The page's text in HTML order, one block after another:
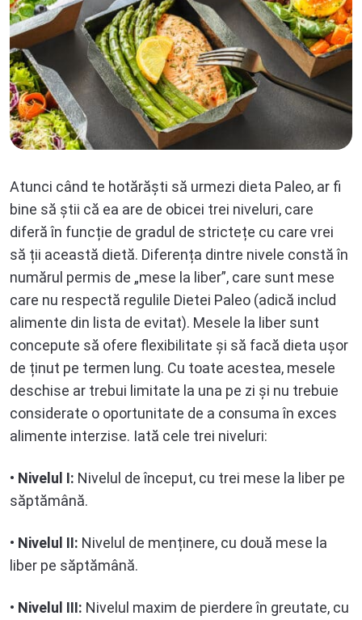
Atunci când te hotărăști să urmezi dieta Paleo, ar fi
bine să știi că ea are de obicei trei niveluri, care
diferă în funcție de gradul de strictețe cu care vrei
să ții această dietă. Diferența dintre nivele constă în
numărul permis de „mese la liber”, care sunt mese
care nu respectă regulile Dietei Paleo (adică includ
alimente din lista de evitat). Mesele la liber sunt
concepute să ofere flexibilitate și să facă dieta ușor
de ținut pe termen lung. Cu toate acestea, mesele
deschise ar trebui limitate la una pe zi și nu trebuie
considerate o oportunitate de a consuma în exces
alimente interzise. Iată cele trei niveluri:
• Nivelul I: Nivelul de început, cu trei mese la liber pe
săptămână.
• Nivelul II: Nivelul de menținere, cu două mese la
liber pe săptămână.
• Nivelul III: Nivelul maxim de pierdere în greutate, cu